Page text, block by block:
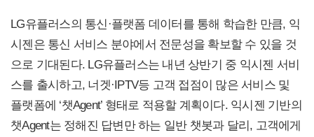
LG유플러스의 통신·플랫폼 데이터를 통해 학습한 만큼, 익
시젠은 통신 서비스 분야에서 전문성을 확보할 수 있을 것
으로 기대된다. LG유플러스는 내년 상반기 중 익시젠 서비
스를 출시하고, 너겟·IPTV등 고객 접점이 많은 서비스 및
플랫폼에 ‘챗Agent’ 형태로 적용할 계획이다. 익시젠 기반의
챗Agent는 정해진 답변만 하는 일반 챗봇과 달리, 고객에게